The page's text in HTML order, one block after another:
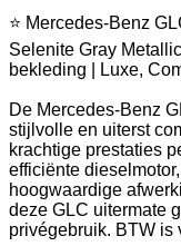
⭐ Mercedes-Benz
Selenite Gray
bekleding | Luxe,
De Mercedes-Benz
stijlvolle en uiterst
krachtige prestaties
efficiënte
hoogwaardige
deze GLC uitermate
privégebruik. BTW is